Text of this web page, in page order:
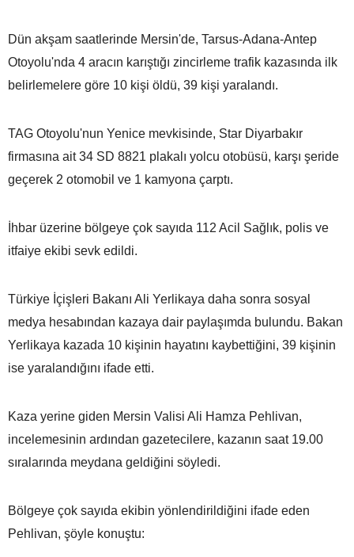
Dün akşam saatlerinde Mersin'de, Tarsus-Adana-Antep
Otoyolu'nda 4 aracın karıştığı zincirleme trafik kazasında ilk
belirlemelere göre 10 kişi öldü, 39 kişi yaralandı.
TAG Otoyolu'nun Yenice mevkisinde, Star Diyarbakır
firmasına ait 34 SD 8821 plakalı yolcu otobüsü, karşı şeride
geçerek 2 otomobil ve 1 kamyona çarptı.
İhbar üzerine bölgeye çok sayıda 112 Acil Sağlık, polis ve
itfaiye ekibi sevk edildi.
Türkiye İçişleri Bakanı Ali Yerlikaya daha sonra sosyal
medya hesabından kazaya dair paylaşımda bulundu. Bakan
Yerlikaya kazada 10 kişinin hayatını kaybettiğini, 39 kişinin
ise yaralandığını ifade etti.
Kaza yerine giden Mersin Valisi Ali Hamza Pehlivan,
incelemesinin ardından gazetecilere, kazanın saat 19.00
sıralarında meydana geldiğini söyledi.
Bölgeye çok sayıda ekibin yönlendirildiğini ifade eden
Pehlivan, şöyle konuştu: